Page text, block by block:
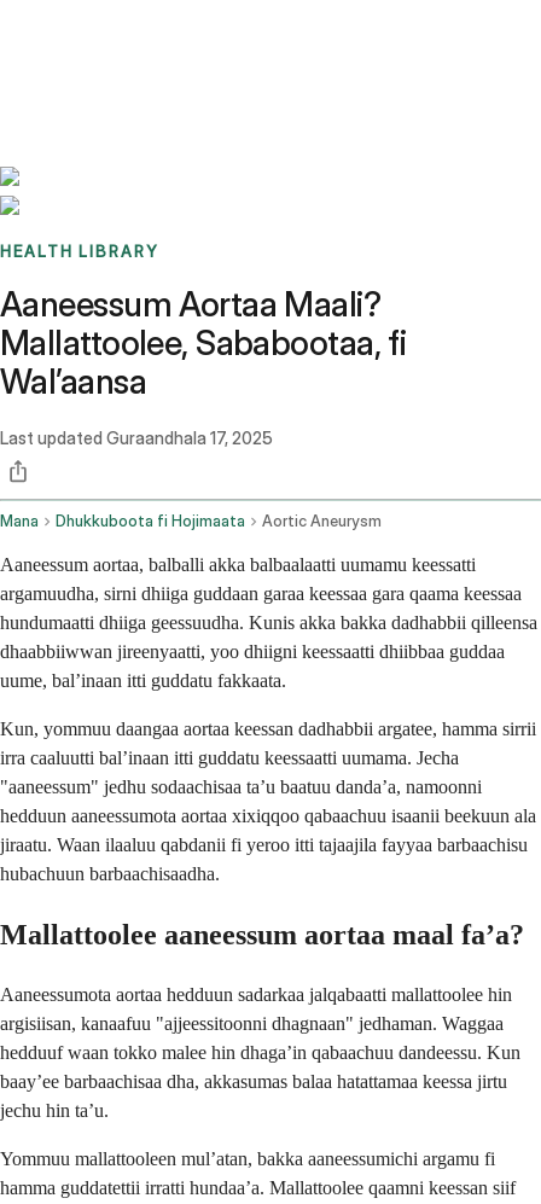
HEALTH LIBRARY
Aaneessum Aortaa Maali?
Mallattoolee, Sababootaa, fi
Walʼaansa
Last updated Guraandhala 17, 2025
Mana Dhukkuboota fi Hojimaata Aortic Aneurysm
Aaneessum aortaa, balballi akka balbaalaatti uumamu keessatti
argamuudha, sirni dhiiga guddaan garaa keessaa gara qaama keessaa
hundumaatti dhiiga geessuudha. Kunis akka bakka dadhabbii qilleensa
dhaabbiiwwan jireenyaatti, yoo dhiigni keessaatti dhiibbaa guddaa
uume, balʼinaan itti guddatu fakkaata.
Kun, yommuu daangaa aortaa keessan dadhabbii argatee, hamma sirrii
irra caaluutti balʼinaan itti guddatu keessaatti uumama. Jecha
"aaneessum" jedhu sodaachisaa taʼu baatuu dandaʼa, namoonni
hedduun aaneessumota aortaa xixiqqoo qabaachuu isaanii beekuun ala
jiraatu. Waan ilaaluu qabdanii fi yeroo itti tajaajila fayyaa barbaachisu
hubachuun barbaachisaadha.
Mallattoolee aaneessum aortaa maal faʼa?
Aaneessumota aortaa hedduun sadarkaa jalqabaatti mallattoolee hin
argisiisan, kanaafuu "ajjeessitoonni dhagnaan" jedhaman. Waggaa
hedduuf waan tokko malee hin dhagaʼin qabaachuu dandeessu. Kun
baayʼee barbaachisaa dha, akkasumas balaa hatattamaa keessa jirtu
jechu hin taʼu.
Yommuu mallattooleen mulʼatan, bakka aaneessumichi argamu fi
hamma guddatettii irratti hundaaʼa. Mallattoolee qaamni keessan siif